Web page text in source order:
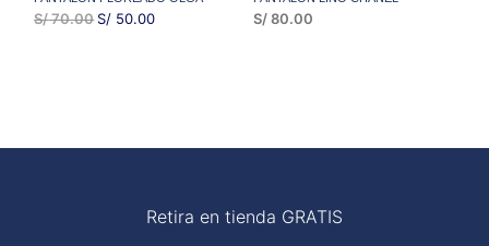
S/70.00 EL
S/ 50.00EL
S/80.00
Retira en tienda GRATIS